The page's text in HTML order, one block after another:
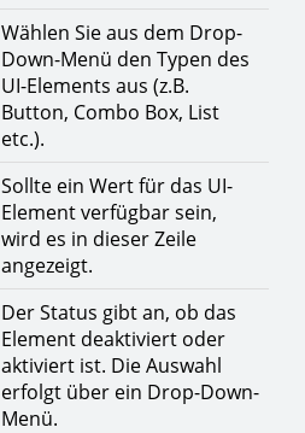
Wählen Sie aus dem Drop-
Down-Menü den Typen des
UI-Elements aus (z.B.
Button, Combo Box, List
etc.).
Sollte ein Wert für das UI-
Element verfügbar sein,
wird es in dieser Zeile
angezeigt.
Der Status gibt an, ob das
Element deaktiviert oder
aktiviert ist. Die Auswahl
erfolgt über ein Drop-Down-
Menü.